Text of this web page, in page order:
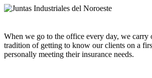
When we go to the office every day, we carry
tradition of getting to know our clients on a
personally meeting their insurance needs.